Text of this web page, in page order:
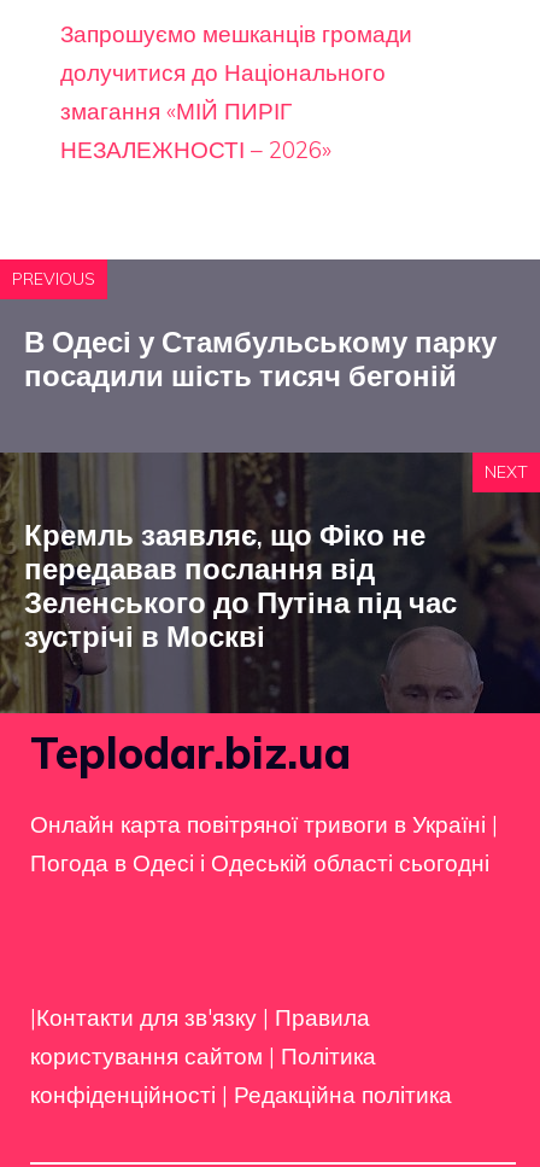
Запрошуємо мешканців громади
долучитися до Національного
змагання «МІЙ ПИРІГ
НЕЗАЛЕЖНОСТІ – 2026»
PREVIOUS
В Одесі у Стамбульському парку
посадили шість тисяч бегоній
NEXT
Кремль заявляє, що Фіко не
передавав послання від
Зеленського до Путіна під час
зустрічі в Москві
Teplodar.biz.ua
Онлайн карта повітряної тривоги в Україні |
Погода в Одесі і Одеській області сьогодні
|Контакти для зв'язку | Правила
користування сайтом | Політика
конфіденційності | Редакційна політика